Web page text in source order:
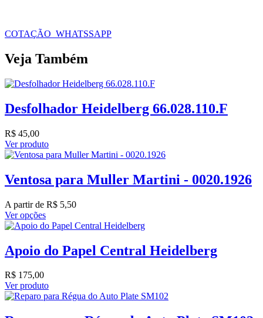
COTAÇÃO WHATSSAPP
Veja Também
Desfolhador Heidelberg 66.028.110.F
R$ 45,00
Ver produto
Ventosa para Muller Martini - 0020.1926
A partir de R$ 5,50
Ver opções
Apoio do Papel Central Heidelberg
R$ 175,00
Ver produto